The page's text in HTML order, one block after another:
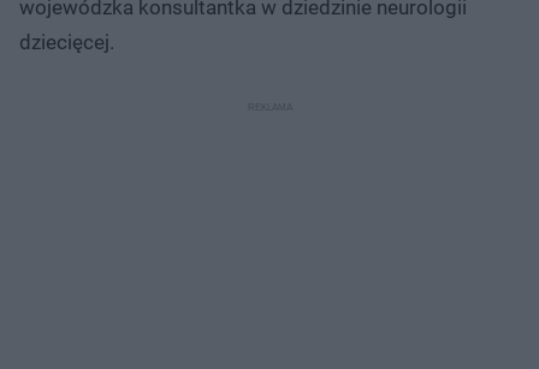
wojewódzka konsultantka w dziedzinie neurologii
dziecięcej.